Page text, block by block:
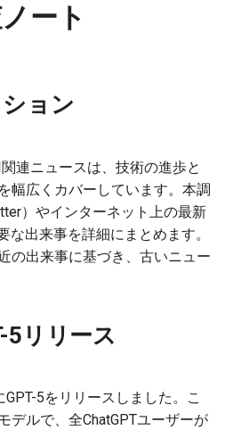
2026-05-18
2026-05-16
2026-05-14
2026-05-13
2026-05-11
2026-05-09
2025-11-02
2025-10-31
2025-10-29
2025-10-28
2025-10-26
2025-10-24
2026-05-15
2026-05-13
2026-05-11
2026-05-10
2026-05-08
2026-05-06
2025-11-02
2025-10-31
2025-10-29
2025-10-28
2025-10-26
2025-10-24
2026-05-14
2026-05-12
2026-05-10
2026-05-09
2026-05-07
2026-05-05
2025-11-02
2025-10-31
2025-10-29
2025-10-28
2025-10-26
2025-10-24
ート
ョン
連ニュースは、技術の進歩と
幅広くカバーしています。本調
）やインターネット上の最新
な出来事を詳細にまとめます。
の出来事に基づき、古いニュー
5リリース
5をリリースしました。こ
デルで、全ChatGPTユーザーが